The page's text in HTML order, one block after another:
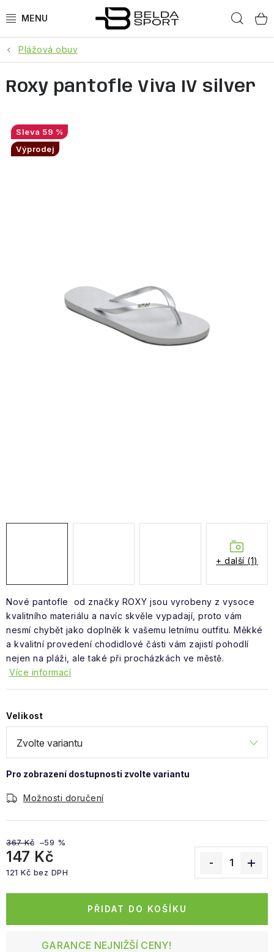
na
SPORTY
BĚH
BOGNER
NAŠE SLUŽBY
Plážová obuv
Nové pantofle od značky ROXY jsou vyrobeny z vysoce
kvalitního materiálu a navíc skvěle vypadají, proto vám
nesmí chybět jako doplněk k vašemu letnímu outfitu. Měkké
a kvalitní provedení chodidlové části vám zajistí pohodlí
nejen na pláži, ale také při procházkách ve městě.
Více informací
Velikost
Možnosti doručení
367 Kč –59 %
147 Kč
121 Kč bez DPH
PŘIDAT DO KOŠÍKU
GARANCE NEJNIŽŠÍ CENY!
Roxy pantofle Viva IV silver
59 %
Výprodej
+ další (1)